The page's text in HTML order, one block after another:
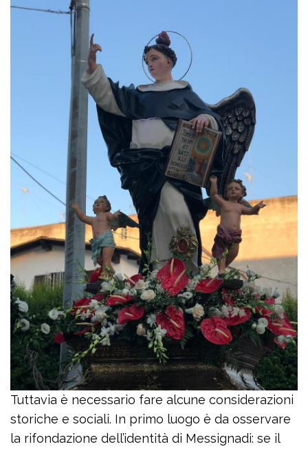
Tuttavia è necessario fare alcune considerazioni
storiche e sociali. In primo luogo è da osservare
la rifondazione dell’identità di Messignadi: se il